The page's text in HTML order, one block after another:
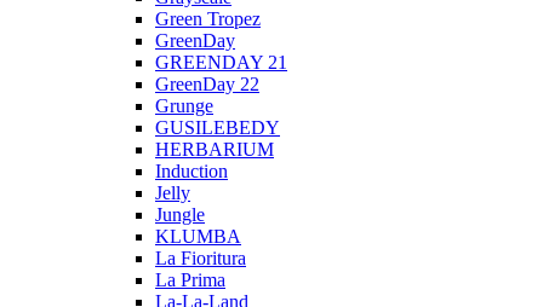
Green Tropez
GreenDay
GREENDAY 21
GreenDay 22
Grunge
GUSILEBEDY
HERBARIUM
Induction
Jelly
Jungle
KLUMBA
La Fioritura
La Prima
La-La-Land